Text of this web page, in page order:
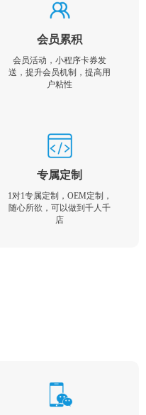
会员累积
会员活动，小程序卡券发
送，提升会员机制，提高用
户粘性
专属定制
1对1专属定制，OEM定制，
随心所欲，可以做到千人千
店